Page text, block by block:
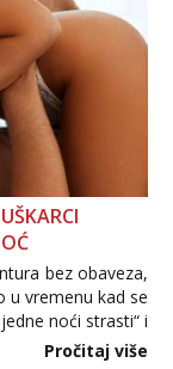
bez obaveza,
u vremenu kad se
noći strasti“ i
misle žene, a što
Pročitaj više